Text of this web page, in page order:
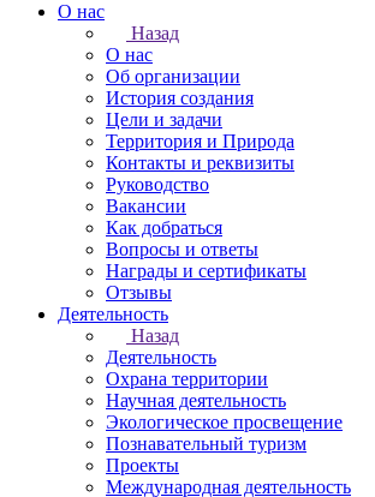
О нас
Назад
О нас
Об организации
История создания
Цели и задачи
Территория и Природа
Контакты и реквизиты
Руководство
Вакансии
Как добраться
Вопросы и ответы
Награды и сертификаты
Отзывы
Деятельность
Назад
Деятельность
Охрана территории
Научная деятельность
Экологическое просвещение
Познавательный туризм
Проекты
Международная деятельность